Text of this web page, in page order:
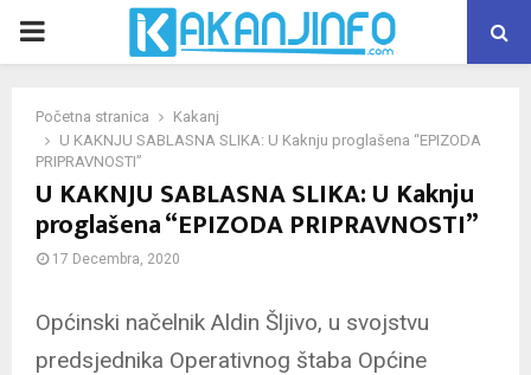
PRIMARY
Početna stranica
Kakanj
U KAKNJU SABLASNA SLIKA: U Kaknju proglašena “EPIZODA
PRIPRAVNOSTI”
U KAKNJU SABLASNA SLIKA: U Kaknju
proglašena “EPIZODA PRIPRAVNOSTI”
17 Decembra, 2020
Općinski načelnik Aldin Šljivo, u svojstvu
predsjednika Operativnog štaba Općine